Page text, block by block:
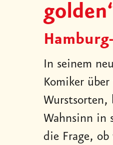
In seinem
Komiker
Wurstsorten,
Wahnsinn in
die Frage,